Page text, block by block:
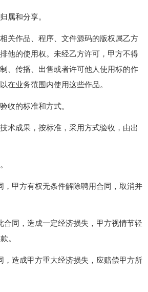
和分享。
作品、程序、文件源码的版权属乙方
他的使用权。未经乙方许可，甲方不得
、传播、出售或者许可他人使用标的作
在业务范围内使用这些作品。
的标准和方式。
成果，按标准，采用方式验收，由出
甲方有权无条件解除聘用合同，取消并
同，造成一定经济损失，甲方视情节轻
。
造成甲方重大经济损失，应赔偿甲方所